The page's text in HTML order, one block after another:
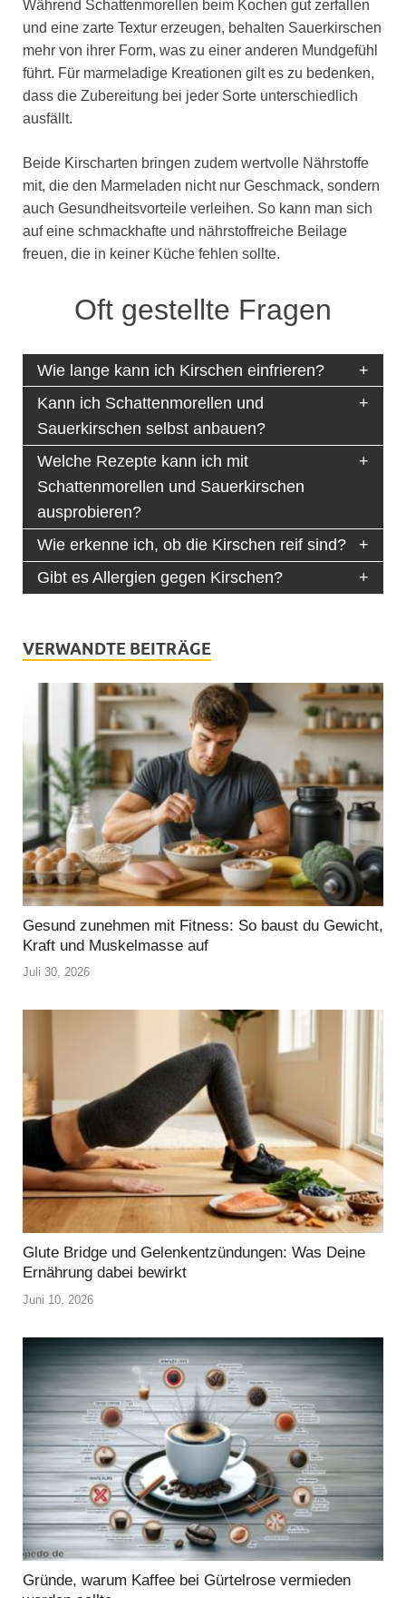
Während Schattenmorellen beim Kochen gut zerfallen
und eine zarte Textur erzeugen, behalten Sauerkirschen
mehr von ihrer Form, was zu einer anderen Mundgefühl
führt. Für marmeladige Kreationen gilt es zu bedenken,
dass die Zubereitung bei jeder Sorte unterschiedlich
ausfällt.
Beide Kirscharten bringen zudem wertvolle Nährstoffe
mit, die den Marmeladen nicht nur Geschmack, sondern
auch Gesundheitsvorteile verleihen. So kann man sich
auf eine schmackhafte und nährstoffreiche Beilage
freuen, die in keiner Küche fehlen sollte.
Oft gestellte Fragen
Wie lange kann ich Kirschen einfrieren?
Kann ich Schattenmorellen und
Sauerkirschen selbst anbauen?
Welche Rezepte kann ich mit
Schattenmorellen und Sauerkirschen
ausprobieren?
Wie erkenne ich, ob die Kirschen reif sind?
Gibt es Allergien gegen Kirschen?
VERWANDTE BEITRÄGE
Gesund zunehmen mit Fitness: So baust du Gewicht,
Kraft und Muskelmasse auf
Juli 30, 2026
Glute Bridge und Gelenkentzündungen: Was Deine
Ernährung dabei bewirkt
Juni 10, 2026
Gründe, warum Kaffee bei Gürtelrose vermieden